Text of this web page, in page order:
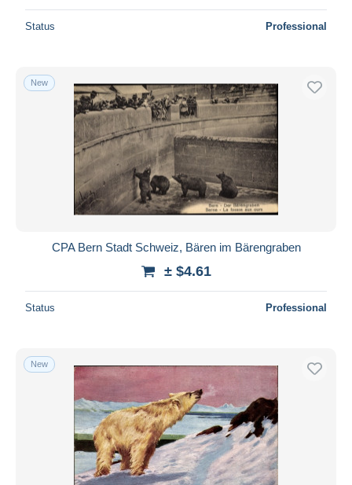
Status Professional
New
CPA Bern Stadt Schweiz, Bären im Bärengraben
± $4.61
Status Professional
New